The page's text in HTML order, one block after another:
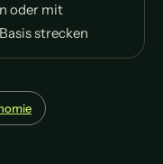
oder mit
strecken